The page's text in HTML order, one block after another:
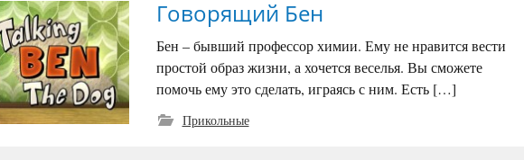
Говорящий Бен
Бен – бывший профессор химии. Ему не нравится вести
простой образ жизни, а хочется веселья. Вы сможете
помочь ему это сделать, играясь с ним. Есть […]
Прикольные